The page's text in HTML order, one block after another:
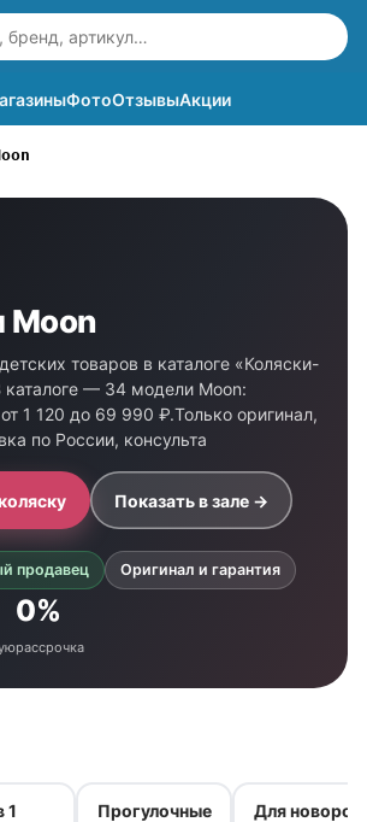
ФотоОтзывыАкции
Moon
товаров в каталоге «Коляски-
каталоге — 34 модели Moon:
1 120 до 69 990 ₽.Только оригинал,
по России, консульта
Показать в зале →
продавец Оригинал и гарантия
0%
рассрочка
1 Прогулочные Для